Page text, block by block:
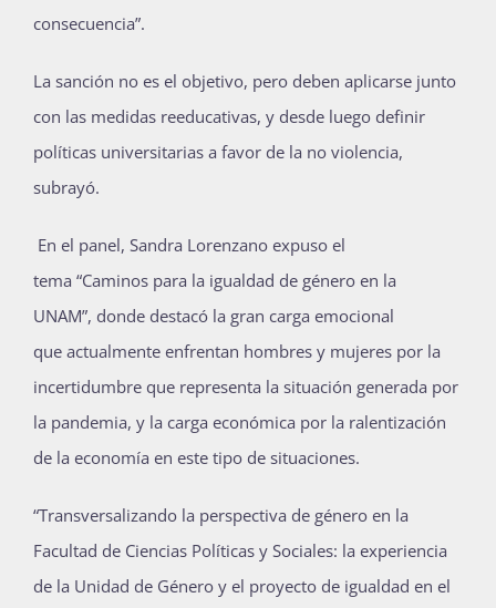
consecuencia”.
La sanción no es el objetivo, pero deben aplicarse junto
con las medidas reeducativas, y desde luego definir
políticas universitarias a favor de la no violencia,
subrayó.
En el panel, Sandra Lorenzano expuso el
tema “Caminos para la igualdad de género en la
UNAM”, donde destacó la gran carga emocional
que actualmente enfrentan hombres y mujeres por la
incertidumbre que representa la situación generada por
la pandemia, y la carga económica por la ralentización
de la economía en este tipo de situaciones.
“Transversalizando la perspectiva de género en la
Facultad de Ciencias Políticas y Sociales: la experiencia
de la Unidad de Género y el proyecto de igualdad en el